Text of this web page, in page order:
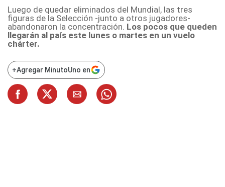
Luego de quedar eliminados del Mundial, las tres
figuras de la Selección -junto a otros jugadores-
abandonaron la concentración. Los pocos que queden
llegarán al país este lunes o martes en un vuelo
chárter.
+Agregar MinutoUno en